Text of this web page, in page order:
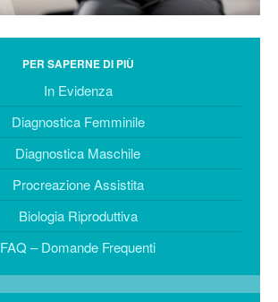
Morfologicamente Selezionati
Estrazione spermatozoi via
Testicolare / Epididimale -
TESA-TESE-PESA-MESA
BIOLOGIA RIPRODUTTIVA
Computerizzato
Test DNA Spermatico
Vitalità e Stress
Test di Capacitazione
PCT – Post Coital Test
PER SAPERNE DI PIÙ
In Evidenza
Diagnostica Femminile
Diagnostica Maschile
Procreazione Assistita
Biologia Riproduttiva
FAQ – Domande Frequenti